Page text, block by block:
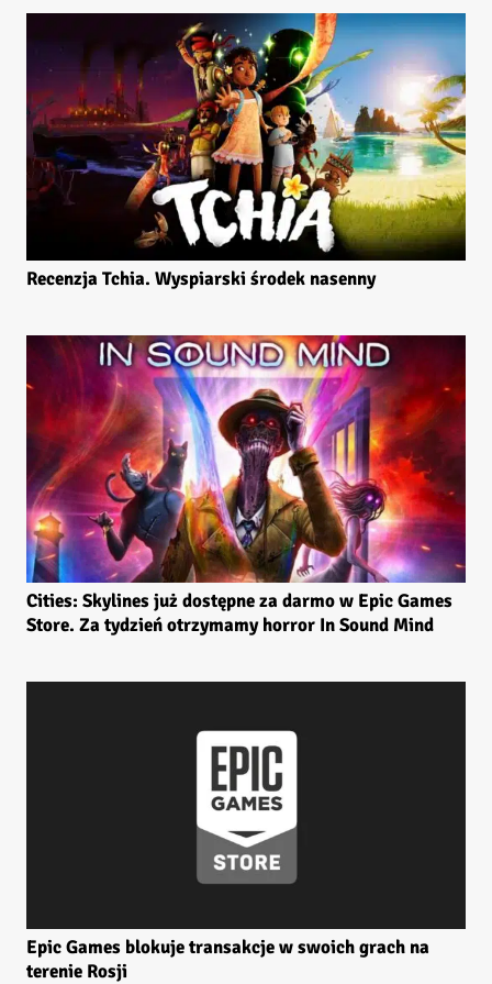
Recenzja Tchia. Wyspiarski środek nasenny
Cities: Skylines już dostępne za darmo w Epic Games
Store. Za tydzień otrzymamy horror In Sound Mind
Epic Games blokuje transakcje w swoich grach na
terenie Rosji